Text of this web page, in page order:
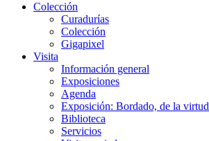
Colección
Curadurías
Colección
Gigapixel
Visita
Información general
Exposiciones
Agenda
Exposición: Bordado, de la virtud
Biblioteca
Servicios